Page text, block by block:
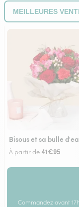
Bisous et sa bulle
À partir de41€95
Commandez avant